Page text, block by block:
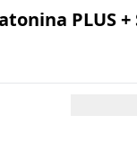
PLUS